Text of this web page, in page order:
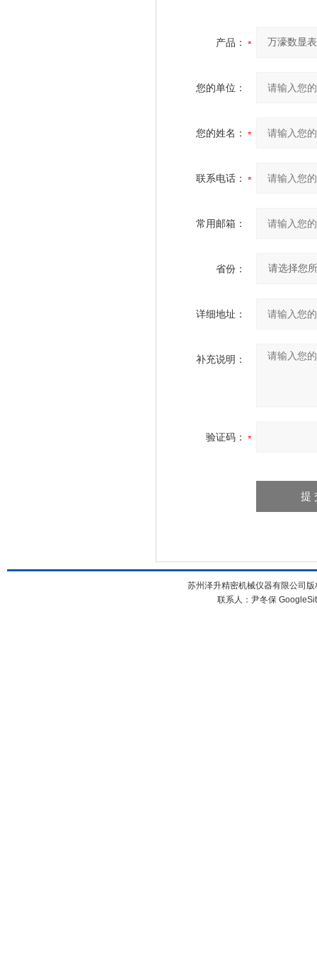
产品：
您的单位：
您的姓名：
联系电话：
常用邮箱：
省份：
详细地址：
补充说明：
验证码：
苏州泽升精密机械仪器有限公司
联系人：尹冬保